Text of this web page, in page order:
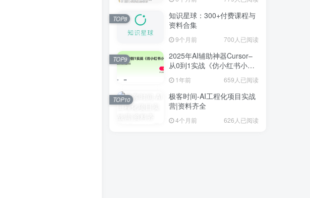
知识星球：300+付费课程与
资料合集
9个月前 700人已阅读
TOP8
2025年AI辅助神器Cursor–
从0到1实战《仿小红书小程
序》1年前 659人已阅读
TOP9
极客时间-AI工程化项目实战
营|资料齐全
4个月前 626人已阅读
TOP10